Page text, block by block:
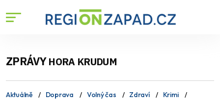
ZPRÁVYHORA KRUDUM
Aktuálně Doprava Volný čas Zdraví
Krimi